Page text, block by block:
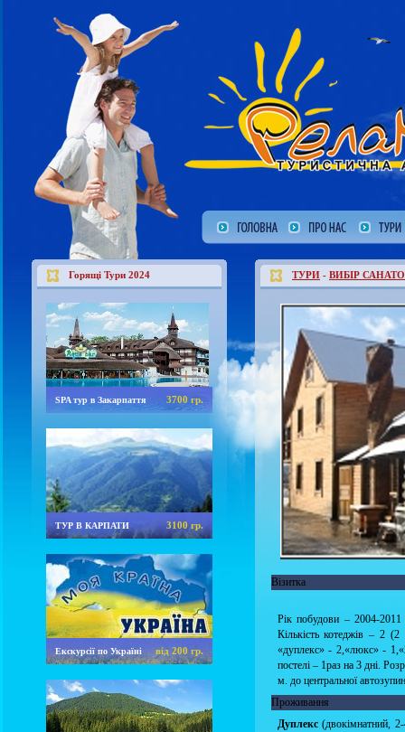
Горящі Тури 2024
SPA тур в Закарпаття 3700 гр.
ТУР В КАРПАТИ 3100 гр.
Екскурсії по Україні від 200 гр.
ТУРИ - ВИБІР
Візитка
Рік побудови – 2004-2011
Кількість котеджів – 2
«дуплекс» - 2,«люкс» -
постелі – 1раз на 3 дні.
м. до центральної
Проживання
Дуплекс(двокімнатний,